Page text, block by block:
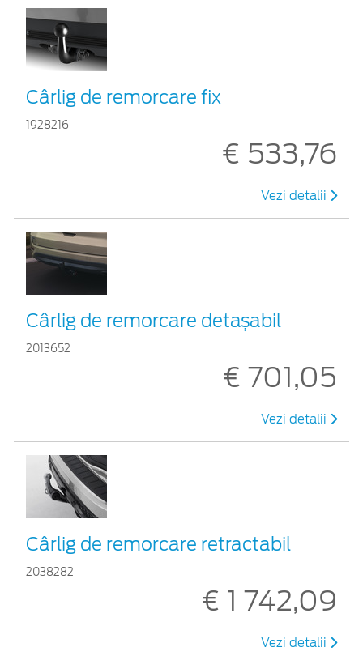
Cârlig de remorcare fix
1928216
€ 533,76
Vezi detalii
Cârlig de remorcare detașabil
2013652
€ 701,05
Vezi detalii
Cârlig de remorcare retractabil
2038282
€ 1 742,09
Vezi detalii